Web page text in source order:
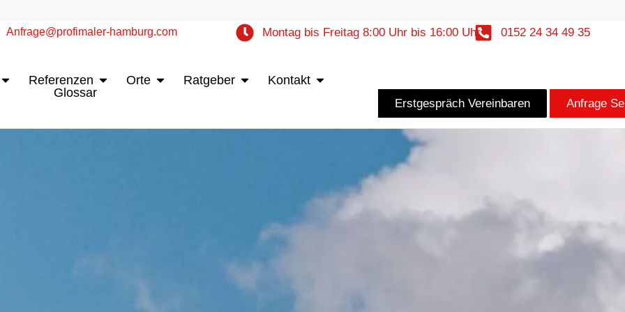
0152 24 34 49 35
Montag bis Freitag 8:00 Uhr bis 16:00 Uhr
Anfrage@profimaler-hamburg.com
Öffne Leistungen
Referenzen Öffne Referenzen
Orte Öffne OrteRatgeber Öffne Ratgeber
Kontakt Öffne Kontakt
Glossar
Erstgespräch Vereinbaren Anfrage